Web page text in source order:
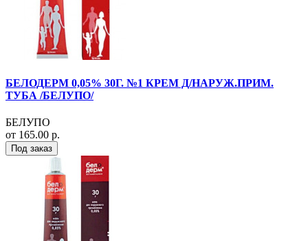
БЕЛОДЕРМ 0,05% 30Г. №1 КРЕМ Д/НАРУЖ.ПРИМ.
ТУБА /БЕЛУПО/
БЕЛУПО
от 165.00 р.
Под заказ